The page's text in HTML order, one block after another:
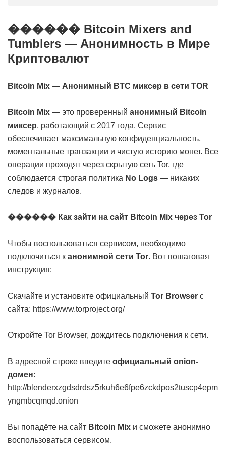
������ Bitcoin Mixers and
Tumblers — Анонимность в Мире
Криптовалют
Bitcoin Mix — Анонимный BTC миксер в сети TOR
Bitcoin Mix — это проверенный анонимный Bitcoin
миксер, работающий с 2017 года. Сервис
обеспечивает максимальную конфиденциальность,
моментальные транзакции и чистую историю монет. Все
операции проходят через скрытую сеть Tor, где
соблюдается строгая политика No Logs — никаких
следов и журналов.
������ Как зайти на сайт Bitcoin Mix через Tor
Чтобы воспользоваться сервисом, необходимо
подключиться к анонимной сети Tor. Вот пошаговая
инструкция:
Скачайте и установите официальный Tor Browser с
сайта: https://www.torproject.org/
Откройте Tor Browser, дождитесь подключения к сети.
В адресной строке введите официальный onion-
домен:
http://blenderxzgdsdrdsz5rkuh6e6fpe6zckdpos2tuscp4epm
yngmbcqmqd.onion
Вы попадёте на сайт Bitcoin Mix и сможете анонимно
воспользоваться сервисом.